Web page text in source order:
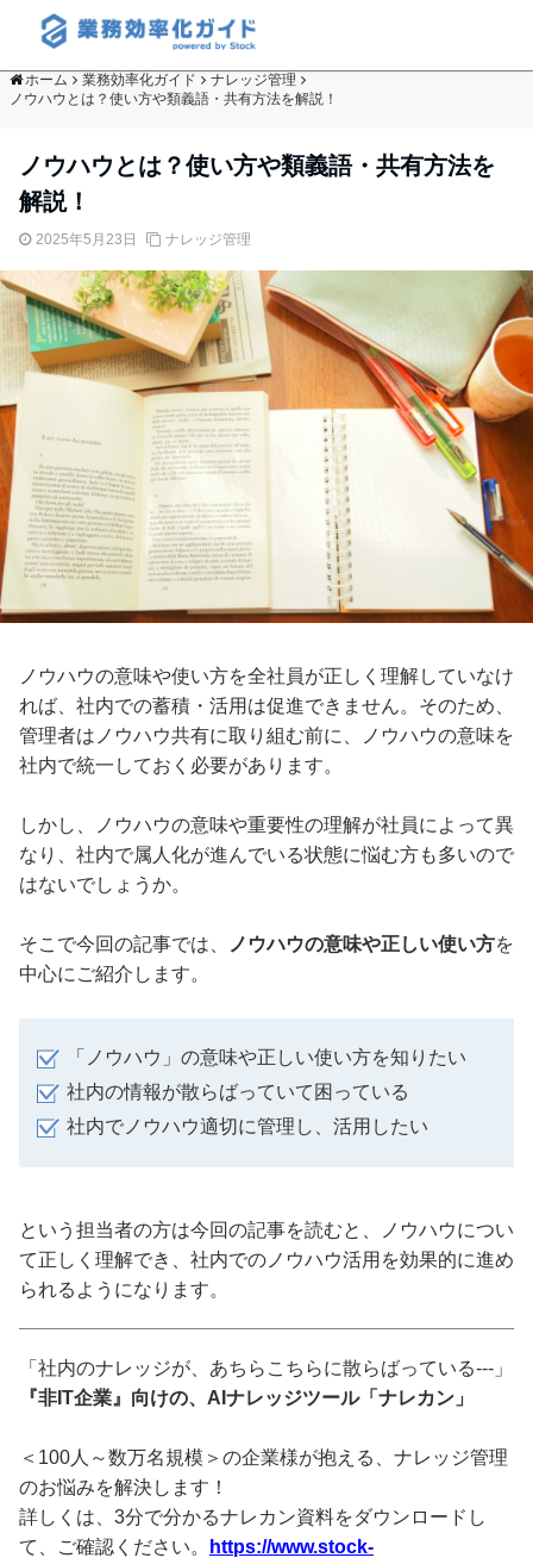
ホーム 業務効率化ガイド
ナレッジ管理
ノウハウとは？使い方や類義語・共有方法を解説！
ノウハウとは？使い方や類義語・共有方法を
解説！
2025年5月23日 ナレッジ管理
ノウハウの意味や使い方を全社員が正しく理解していなけ
れば、社内での蓄積・活用は促進できません。そのため、
管理者はノウハウ共有に取り組む前に、ノウハウの意味を
社内で統一しておく必要があります。
しかし、ノウハウの意味や重要性の理解が社員によって異
なり、社内で属人化が進んでいる状態に悩む方も多いので
はないでしょうか。
そこで今回の記事では、 ノウハウの意味や正しい使い方を
中心にご紹介します。
「ノウハウ」の意味や正しい使い方を知りたい
社内の情報が散らばっていて困っている
社内でノウハウ適切に管理し、活用したい
という担当者の方は今回の記事を読むと、ノウハウについ
て正しく理解でき、社内でのノウハウ活用を効果的に進め
られるようになります。
「社内のナレッジが、あちらこちらに散らばっている---」
『非IT企業』向けの、AIナレッジツール「ナレカン」
＜100人～数万名規模＞の企業様が抱える、ナレッジ管理
のお悩みを解決します！
詳しくは、3分で分かるナレカン資料をダウンロードし
て、ご確認ください。
https://www.stock-